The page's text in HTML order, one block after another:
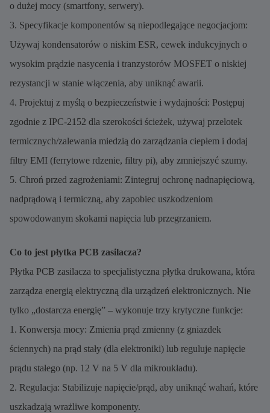
o dużej mocy (smartfony, serwery).
3. Specyfikacje komponentów są niepodlegające negocjacjom:
Używaj kondensatorów o niskim ESR, cewek indukcyjnych o
wysokim prądzie nasycenia i tranzystorów MOSFET o niskiej
rezystancji w stanie włączenia, aby uniknąć awarii.
4. Projektuj z myślą o bezpieczeństwie i wydajności: Postępuj
zgodnie z IPC-2152 dla szerokości ścieżek, używaj przelotek
termicznych/zalewania miedzią do zarządzania ciepłem i dodaj
filtry EMI (ferrytowe rdzenie, filtry pi), aby zmniejszyć szumy.
5. Chroń przed zagrożeniami: Zintegruj ochronę nadnapięciową,
nadprądową i termiczną, aby zapobiec uszkodzeniom
spowodowanym skokami napięcia lub przegrzaniem.
Co to jest płytka PCB zasilacza?
Płytka PCB zasilacza to specjalistyczna płytka drukowana, która
zarządza energią elektryczną dla urządzeń elektronicznych. Nie
tylko „dostarcza energię” – wykonuje trzy krytyczne funkcje:
1. Konwersja mocy: Zmienia prąd zmienny (z gniazdek
ściennych) na prąd stały (dla elektroniki) lub reguluje napięcie
prądu stałego (np. 12 V na 5 V dla mikroukładu).
2. Regulacja: Stabilizuje napięcie/prąd, aby uniknąć wahań, które
uszkadzają wrażliwe komponenty.